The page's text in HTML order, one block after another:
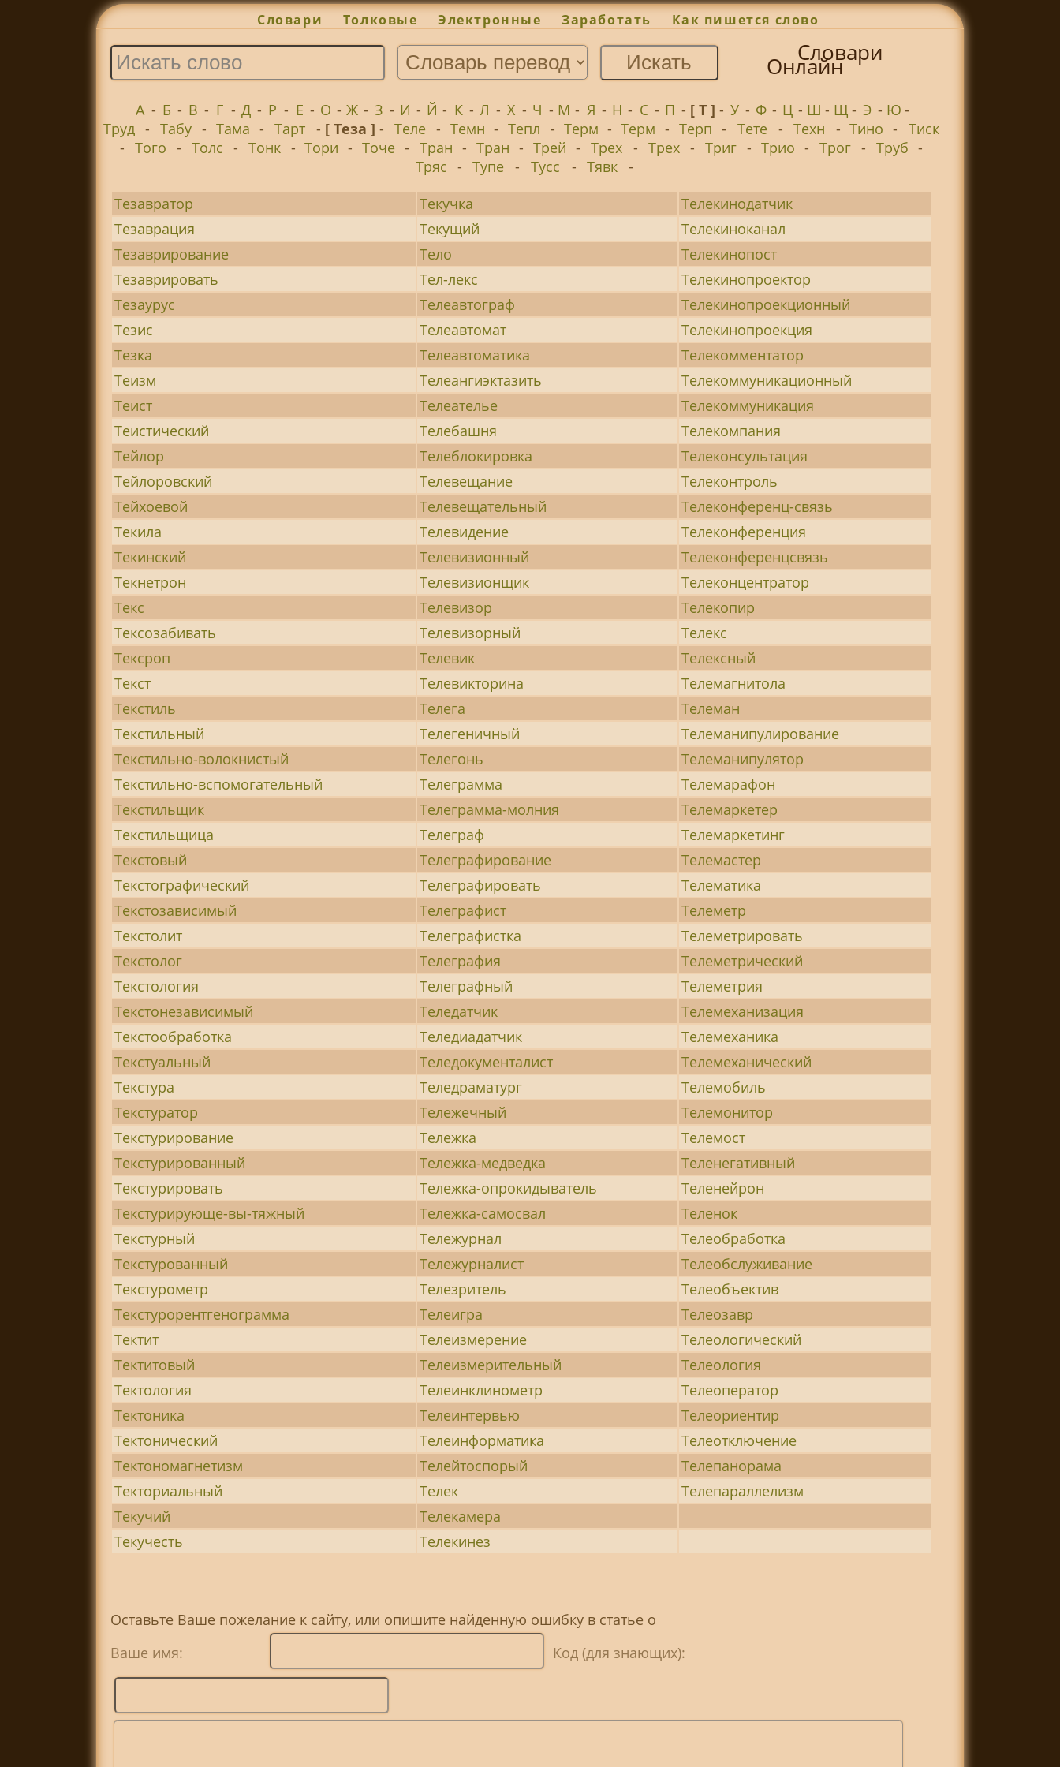
Словари Толковые Электронные Заработать Как пишется слово
Словари
Онлайн
А - Б - В - Г - Д - Р - Е - О - Ж - З - И - Й - К - Л - Х - Ч - М - Я - Н - С - П - [ Т ] - У - Ф - Ц - Ш - Щ- Э - Ю-
Труд - Табу - Тама - Тарт - [ Теза ]- Теле - Темн - Тепл - Терм - Терм - Терп - Тете - Техн - Тино -
Тиск
- Того - Толс - Тонк - Тори - Точе - Тран - Тран - Трей - Трех - Трех - Триг - Трио - Трог - Труб -
Тряс - Тупе - Тусс - Тявк -
Тезавратор
Текучка
Телекинодатчик
Тезаврация
Текущий
Телекиноканал
Тезаврирование
Тело
Телекинопост
Тезаврировать
Тел-лекс
Телекинопроектор
Тезаурус
Телеавтограф
Телекинопроекционный
Тезис
Телеавтомат
Телекинопроекция
Тезка
Телеавтоматика
Телекомментатор
Теизм
Телеангиэктазить
Телекоммуникационный
Теист
Телеателье
Телекоммуникация
Теистический
Телебашня
Телекомпания
Тейлор
Телеблокировка
Телеконсультация
Тейлоровский
Телевещание
Телеконтроль
Тейхоевой
Телевещательный
Телеконференц-связь
Текила
Телевидение
Телеконференция
Текинский
Телевизионный
Телеконференцсвязь
Текнетрон
Телевизионщик
Телеконцентратор
Текс
Телевизор
Телекопир
Тексозабивать
Телевизорный
Телекс
Тексроп
Телевик
Телексный
Текст
Телевикторина
Телемагнитола
Текстиль
Телега
Телеман
Текстильный
Телегеничный
Телеманипулирование
Текстильно-волокнистый
Телегонь
Телеманипулятор
Текстильно-вспомогательный
Телеграмма
Телемарафон
Текстильщик
Телеграмма-молния
Телемаркетер
Текстильщица
Телеграф
Телемаркетинг
Текстовый
Телеграфирование
Телемастер
Текстографический
Телеграфировать
Телематика
Текстозависимый
Телеграфист
Телеметр
Текстолит
Телеграфистка
Телеметрировать
Текстолог
Телеграфия
Телеметрический
Текстология
Телеграфный
Телеметрия
Текстонезависимый
Теледатчик
Телемеханизация
Текстообработка
Теледиадатчик
Телемеханика
Текстуальный
Теледокументалист
Телемеханический
Текстура
Теледраматург
Телемобиль
Текстуратор
Тележечный
Телемонитор
Текстурирование
Тележка
Телемост
Текстурированный
Тележка-медведка
Теленегативный
Текстурировать
Тележка-опрокидыватель
Теленейрон
Текстурирующе-вы-тяжный
Тележка-самосвал
Теленок
Текстурный
Тележурнал
Телеобработка
Текстурованный
Тележурналист
Телеобслуживание
Текстурометр
Телезритель
Телеобъектив
Текстурорентгенограмма
Телеигра
Телеозавр
Тектит
Телеизмерение
Телеологический
Тектитовый
Телеизмерительный
Телеология
Тектология
Телеинклинометр
Телеоператор
Тектоника
Телеинтервью
Телеориентир
Тектонический
Телеинформатика
Телеотключение
Тектономагнетизм
Телейтоспорый
Телепанорама
Текториальный
Телек
Телепараллелизм
Текучий
Телекамера
Текучесть
Телекинез
Оставьте Ваше пожелание к сайту, или опишите найденную ошибку в статье о
Ваше имя:
Код (для знающих):